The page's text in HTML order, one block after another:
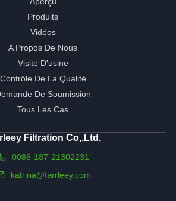
Produits
Vidéos
A Propos De Nous
Visite D'usine
Contrôle De La Qualité
De Soumission
Tous Les Cas
Filtration Co,.Ltd.
0086-187-21302231
katrina@farrleey.com